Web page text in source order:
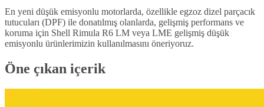
En yeni düşük emisyonlu motorlarda, özellikle egzoz dizel parçacık
tutucuları (DPF) ile donatılmış olanlarda, gelişmiş performans ve
koruma için Shell Rimula R6 LM veya LME gelişmiş düşük
emisyonlu ürünlerimizin kullanılmasını öneriyoruz.
Öne çıkan içerik